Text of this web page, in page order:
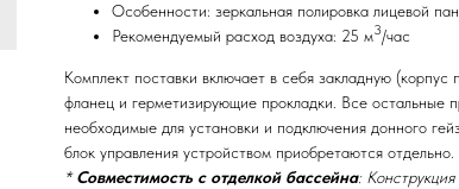
Особенности: зеркальная полировка лицевой
Рекомендуемый расход воздуха: 25 м3/час
Комплект поставки включает в себя закладную
фланец и герметизирующие прокладки. Все остальные
необходимые для установки и подключения донного
блок управления устройством приобретаются отдельно.
*Совместимость с отделкой бассейна: Конструкция